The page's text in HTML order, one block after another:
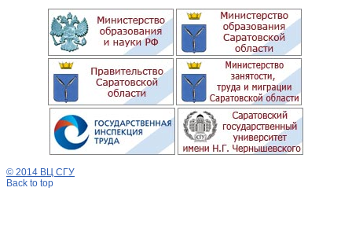
© 2014 ВЦ СГУ
Back to top